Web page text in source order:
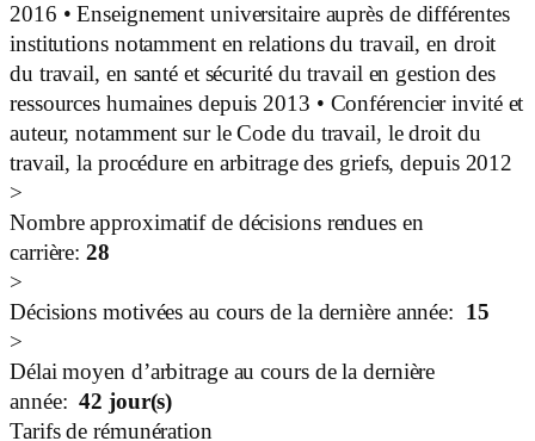
2016 • Enseignement universitaire auprès de différentes
institutions notamment en relations du travail, en droit
du travail, en santé et sécurité du travail en gestion des
ressources humaines depuis 2013 • Conférencier invité et
auteur, notamment sur le Code du travail, le droit du
travail, la procédure en arbitrage des griefs, depuis 2012
>
Nombre approximatif de décisions rendues en
carrière:28
>
Décisions motivées au cours de la dernière année: 15
>
Délai moyen d’arbitrage au cours de la dernière
année: 42 jour(s)
Tarifs de rémunération